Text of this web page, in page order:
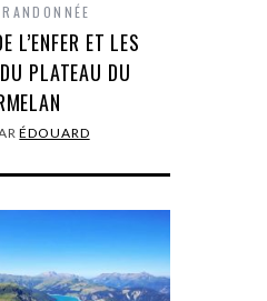
,RANDONNÉE
L’ENFER ET LES
PLATEAU DU
ÉDOUARD